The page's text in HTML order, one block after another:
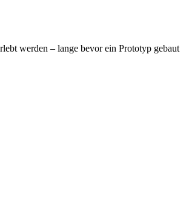
werden – lange bevor ein Prototyp gebaut